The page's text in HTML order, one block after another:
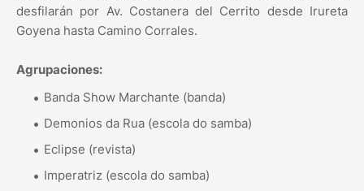
desfilarán por Av. Costanera del Cerrito desde Irureta
Goyena hasta Camino Corrales.
Agrupaciones:
Banda Show Marchante (banda)
Demonios da Rua (escola do samba)
Eclipse (revista)
Imperatriz (escola do samba)